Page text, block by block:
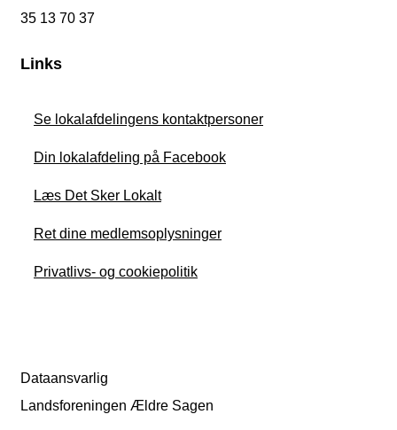
35 13 70 37
Links
Se lokalafdelingens kontaktpersoner
Din lokalafdeling på Facebook
Læs Det Sker Lokalt
Ret dine medlemsoplysninger
Privatlivs- og cookiepolitik
Dataansvarlig
Landsforeningen Ældre Sagen